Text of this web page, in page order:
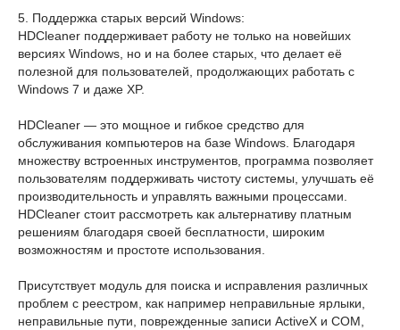
5. Поддержка старых версий Windows:
HDCleaner поддерживает работу не только на новейших
версиях Windows, но и на более старых, что делает её
полезной для пользователей, продолжающих работать с
Windows 7 и даже XP.
HDCleaner — это мощное и гибкое средство для
обслуживания компьютеров на базе Windows. Благодаря
множеству встроенных инструментов, программа позволяет
пользователям поддерживать чистоту системы, улучшать её
производительность и управлять важными процессами.
HDCleaner стоит рассмотреть как альтернативу платным
решениям благодаря своей бесплатности, широким
возможностям и простоте использования.
Присутствует модуль для поиска и исправления различных
проблем с реестром, как например неправильные ярлыки,
неправильные пути, поврежденные записи ActiveX и COM,